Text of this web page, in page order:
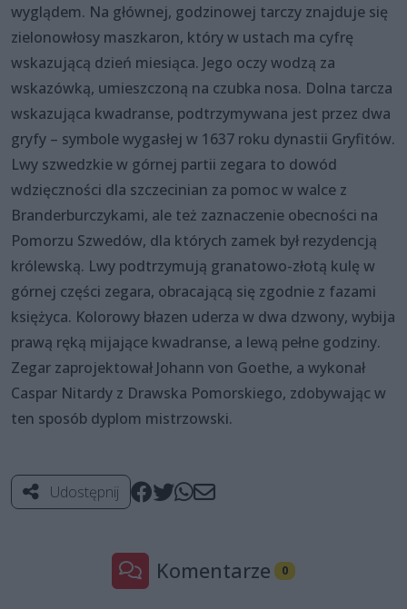
wyglądem. Na głównej, godzinowej tarczy znajduje się
zielonowłosy maszkaron, który w ustach ma cyfrę
wskazującą dzień miesiąca. Jego oczy wodzą za
wskazówką, umieszczoną na czubka nosa. Dolna tarcza
wskazująca kwadranse, podtrzymywana jest przez dwa
gryfy – symbole wygasłej w 1637 roku dynastii Gryfitów.
Lwy szwedzkie w górnej partii zegara to dowód
wdzięczności dla szczecinian za pomoc w walce z
Branderburczykami, ale też zaznaczenie obecności na
Pomorzu Szwedów, dla których zamek był rezydencją
królewską. Lwy podtrzymują granatowo-złotą kulę w
górnej części zegara, obracającą się zgodnie z fazami
księżyca. Kolorowy błazen uderza w dwa dzwony, wybija
prawą ręką mijające kwadranse, a lewą pełne godziny.
Zegar zaprojektował Johann von Goethe, a wykonał
Caspar Nitardy z Drawska Pomorskiego, zdobywając w
ten sposób dyplom mistrzowski.
Udostępnij
Komentarze 0